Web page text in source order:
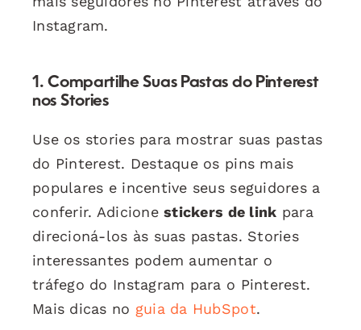
Instagram.
1. Compartilhe Suas Pastas do Pinterest
nos Stories
Use os stories para mostrar suas pastas
do Pinterest. Destaque os pins mais
populares e incentive seus seguidores a
conferir. Adicionestickers de link para
direcioná-los às suas pastas. Stories
interessantes podem aumentar o
tráfego do Instagram para o Pinterest.
Mais dicas no guia da HubSpot.